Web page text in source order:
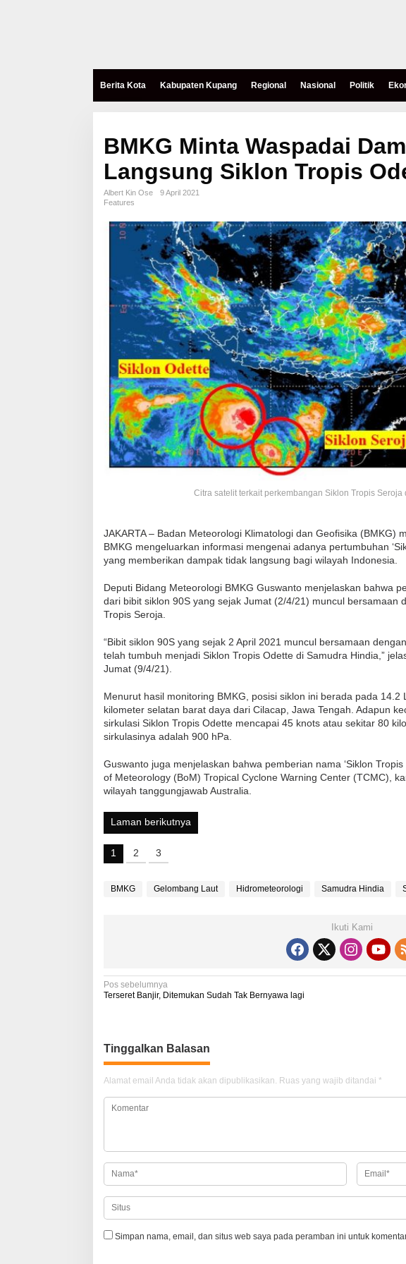
Berita Kota Kabupaten Kupang Regional Nasional Politik
BMKG Minta Waspadai
Langsung Siklon Tropis
Albert Kin Ose
9 April 2021
Features
Citra satelit terkait perkembangan Siklon Tropis
JAKARTA – Badan Meteorologi Klimatologi dan Geofisika (BMKG)
BMKG mengeluarkan informasi mengenai adanya pertumbuhan
yang memberikan dampak tidak langsung bagi wilayah Indonesia.
Deputi Bidang Meteorologi BMKG Guswanto menjelaskan bahwa
dari bibit siklon 90S yang sejak Jumat (2/4/21) muncul bersamaan
Tropis Seroja.
“Bibit siklon 90S yang sejak 2 April 2021 muncul bersamaan
telah tumbuh menjadi Siklon Tropis Odette di Samudra Hindia,”
Jumat (9/4/21).
Menurut hasil monitoring BMKG, posisi siklon ini berada pada
kilometer selatan barat daya dari Cilacap, Jawa Tengah. Adapun
sirkulasi Siklon Tropis Odette mencapai 45 knots atau sekitar 80
sirkulasinya adalah 900 hPa.
Guswanto juga menjelaskan bahwa pemberian nama ‘Siklon
of Meteorology (BoM) Tropical Cyclone Warning Center (TCMC),
wilayah tanggungjawab Australia.
Laman berikutnya
1 2 3
BMKG Gelombang Laut Hidrometeorologi Samudra Hindia
Ikuti Kami
N
i
g
a
s
p
o
s
Pos sebelumnya
Terseret Banjir, Ditemukan Sudah Tak Bernyawa lagi
Tinggalkan Balasan
Alamat email Anda tidak akan dipublikasikan. Ruas yang wajib ditandai *
Simpan nama, email, dan situs web saya pada peramban ini untuk